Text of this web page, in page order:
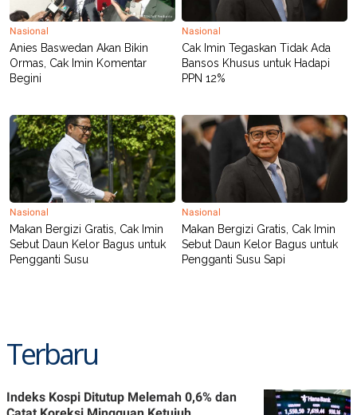
G
M
E
D
I
A
.
SITEMAPPROFILETERM
OF
USE
PEDOMAN
PEMBERITAAN
SIBER
PRIVACY
Nasional
Anies Baswedan Akan Bikin
Ormas, Cak Imin Komentar
Begini
Nasional
Cak Imin Tegaskan Tidak Ada
Bansos Khusus untuk Hadapi
PPN 12%
Nasional
Makan Bergizi Gratis, Cak Imin
Sebut Daun Kelor Bagus untuk
Pengganti Susu
Nasional
Makan Bergizi Gratis, Cak Imin
Sebut Daun Kelor Bagus untuk
Pengganti Susu Sapi
Terbaru
Indeks Kospi Ditutup Melemah 0,6% dan